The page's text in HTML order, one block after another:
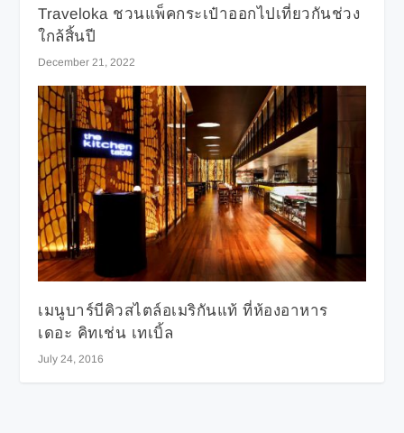
Traveloka ชวนแพ็คกระเป๋าออกไปเที่ยวกันช่วง
ใกล้สิ้นปี
December 21, 2022
เมนูบาร์บีคิวสไตล์อเมริกันแท้ ที่ห้องอาหาร
เดอะ คิทเช่น เทเบิ้ล
July 24, 2016